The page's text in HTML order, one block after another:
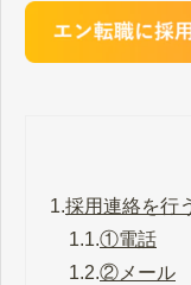
1.採用連絡を行
1.1.①電話
1.2.②メール